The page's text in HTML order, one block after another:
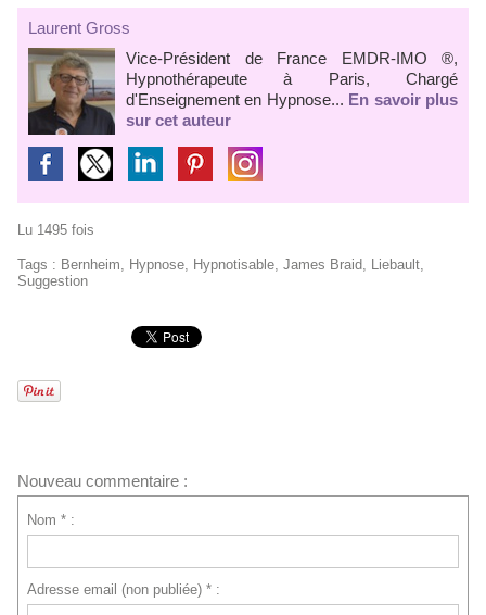
Laurent Gross
Vice-Président de France EMDR-IMO ®,
Hypnothérapeute à Paris, Chargé
d'Enseignement en Hypnose... En savoir plus
sur cet auteur
Lu 1495 fois
Tags : Bernheim, Hypnose, Hypnotisable, James Braid, Liebault,
Suggestion
Nouveau commentaire :
Nom * :
Adresse email (non publiée) * :